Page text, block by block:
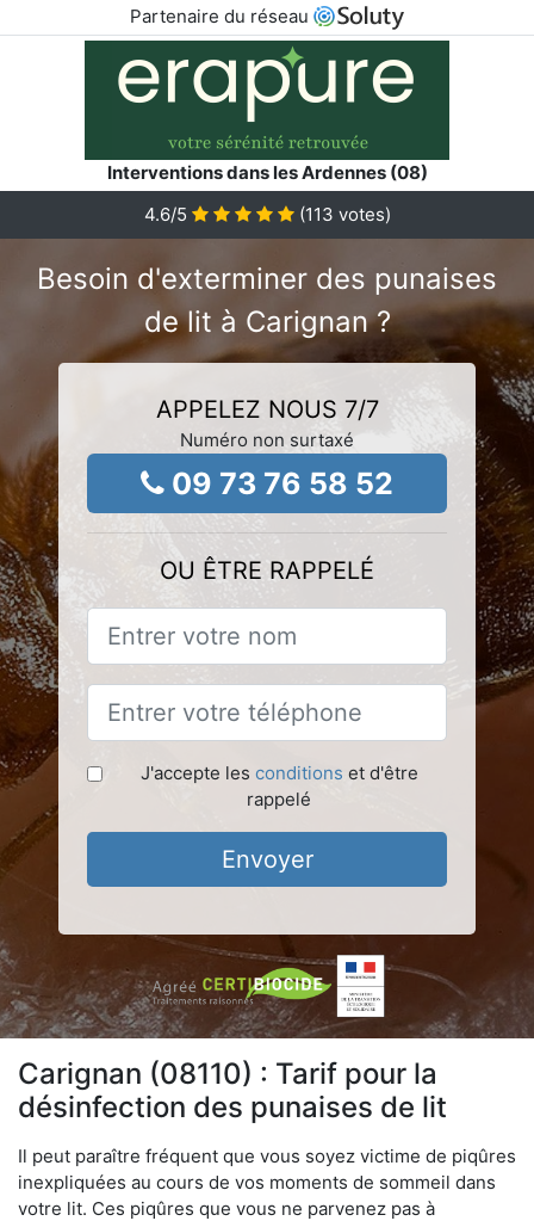
Partenaire du réseau
Interventions dans les Ardennes (08)
4.6/5 (113 votes)
Besoin d'exterminer des punaises
de lit à Carignan ?
APPELEZ NOUS 7/7
Numéro non surtaxé
09 73 76 58 52
OU ÊTRE RAPPELÉ
J'accepte les conditions et d'être
rappelé
Envoyer
Carignan (08110) : Tarif pour la
désinfection des punaises de lit
Il peut paraître fréquent que vous soyez victime de piqûres
inexpliquées au cours de vos moments de sommeil dans
votre lit. Ces piqûres que vous ne parvenez pas à